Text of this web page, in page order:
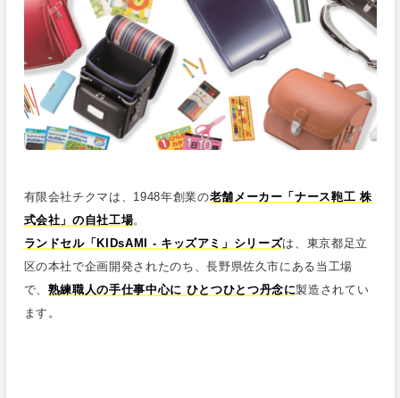
有限会社チクマは、1948年創業の老舗メーカー「ナース鞄工 株
式会社」の自社工場。
ランドセル「KIDsAMI - キッズアミ」シリーズは、東京都足立
区の本社で企画開発されたのち、長野県佐久市にある当工場
で、 熟練職人の手仕事中心に ひとつひとつ丹念に製造されてい
ます。